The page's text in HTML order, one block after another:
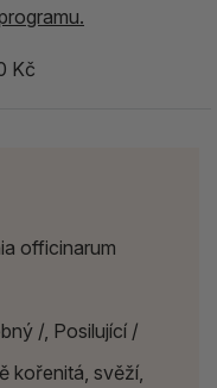
Kč
officinarum
/, Posilující /
kořenitá, svěží,